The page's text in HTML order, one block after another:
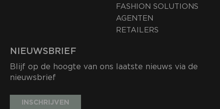
FASHION SOLUTIONS
AGENTEN
RETAILERS
NIEUWSBRIEF
Blijf op de hoogte van ons laatste nieuws via de
nieuwsbrief
INSCHRIJVEN